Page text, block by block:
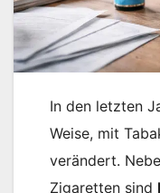
In den letzten
Weise, mit
verändert.
Zigaretten sind